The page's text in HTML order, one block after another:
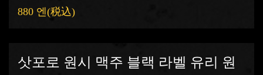
880 엔(税込)
삿포로 원시 맥주 블랙 라벨 유리 원